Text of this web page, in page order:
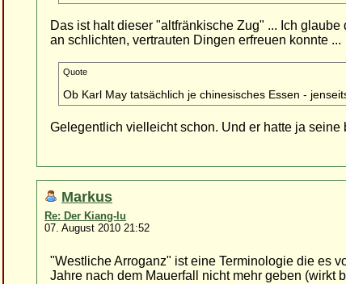
Das ist halt dieser "altfränkische Zug" ... Ich
an schlichten, vertrauten Dingen erfreuen konnte ...
Quote
Ob Karl May tatsächlich je chinesisches Essen -
Gelegentlich vielleicht schon. Und er hatte ja seine
Markus
Re: Der Kiang-lu
07. August 2010 21:52
"Westliche Arroganz" ist eine Terminologie die es
Jahre nach dem Mauerfall nicht mehr geben